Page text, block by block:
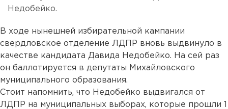
Недобейко.
В ходе нынешней избирательной кампании
свердловское отделение ЛДПР вновь выдвинуло в
качестве кандидата Давида Недобейко. На сей раз
он баллотируется в депутаты Михайловского
муниципального образования.
Стоит напомнить, что Недобейко выдвигался от
ЛДПР на муниципальных выборах, которые прошли 1